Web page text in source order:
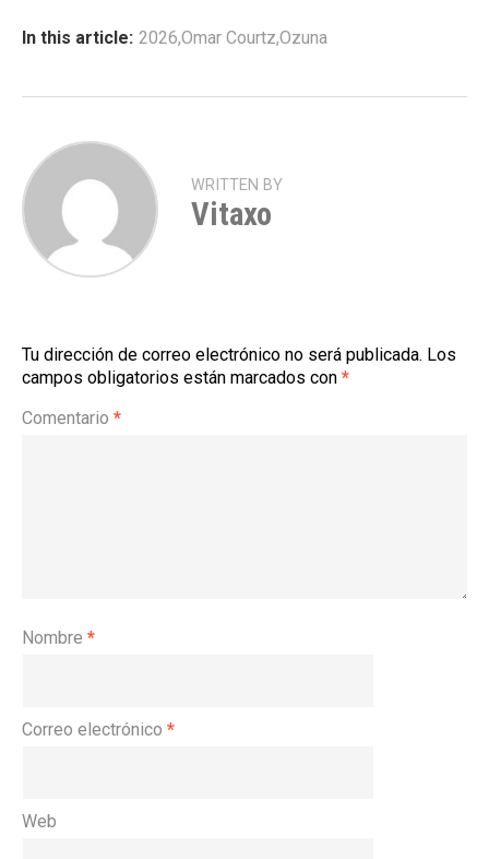
In this article: 2026,Omar Courtz,Ozuna
WRITTEN BY
Vitaxo
Tu dirección de correo electrónico no será publicada. Los
campos obligatorios están marcados con *
Comentario *
Nombre *
Correo electrónico *
Web